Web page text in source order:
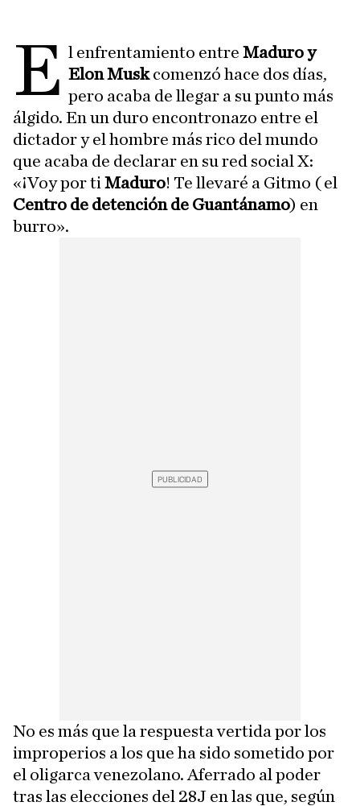
E l enfrentamiento entreMaduro y
Elon Muskcomenzó hace dos días,
pero acaba de llegar a su punto más
álgido. En un duro encontronazo entre el
dictador y el hombre más rico del mundo
que acaba de declarar en su red social X:
«¡Voy por ti Maduro! Te llevaré a Gitmo ( el
Centro de detención de Guantánamo) en
burro».
No es más que la respuesta vertida por los
improperios a los que ha sido sometido por
el oligarca venezolano. Aferrado al poder
tras las elecciones del 28J en las que, según